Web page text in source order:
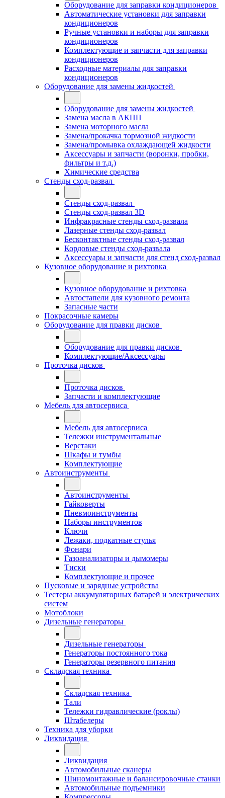
Оборудование для заправки кондиционеров
Автоматические установки для заправки
кондиционеров
Ручные установки и наборы для заправки
кондиционеров
Комплектующие и запчасти для заправки
кондиционеров
Расходные материалы для заправки
кондиционеров
Оборудование для замены жидкостей
Оборудование для замены жидкостей
Замена масла в АКПП
Замена моторного масла
Замена/прокачка тормозной жидкости
Замена/промывка охлаждающей жидкости
Аксессуары и запчасти (воронки, пробки,
фильтры и т.д.)
Химические средства
Стенды сход-развал
Стенды сход-развал
Стенды сход-развал 3D
Инфракрасные стенды сход-развала
Лазерные стенды сход-развал
Бесконтактные стенды сход-развал
Кордовые стенды сход-развала
Аксессуары и запчасти для стенд сход-развал
Кузовное оборудование и рихтовка
Кузовное оборудование и рихтовка
Автостапели для кузовного ремонта
Запасные части
Покрасочные камеры
Оборудование для правки дисков
Оборудование для правки дисков
Комплектующие/Аксессуары
Проточка дисков
Проточка дисков
Запчасти и комплектующие
Мебель для автосервиса
Мебель для автосервиса
Тележки инструментальные
Верстаки
Шкафы и тумбы
Комплектующие
Автоинструменты
Автоинструменты
Гайковерты
Пневмоинструменты
Наборы инструментов
Ключи
Лежаки, подкатные стулья
Фонари
Газоанализаторы и дымомеры
Тиски
Комплектующие и прочее
Пусковые и зарядные устройства
Тестеры аккумуляторных батарей и электрических
систем
Мотоблоки
Дизельные генераторы
Дизельные генераторы
Генераторы постоянного тока
Генераторы резервного питания
Складская техника
Складская техника
Тали
Тележки гидравлические (роклы)
Штабелеры
Техника для уборки
Ликвидация
Ликвидация
Автомобильные сканеры
Шиномонтажные и балансировочные станки
Автомобильные подъемники